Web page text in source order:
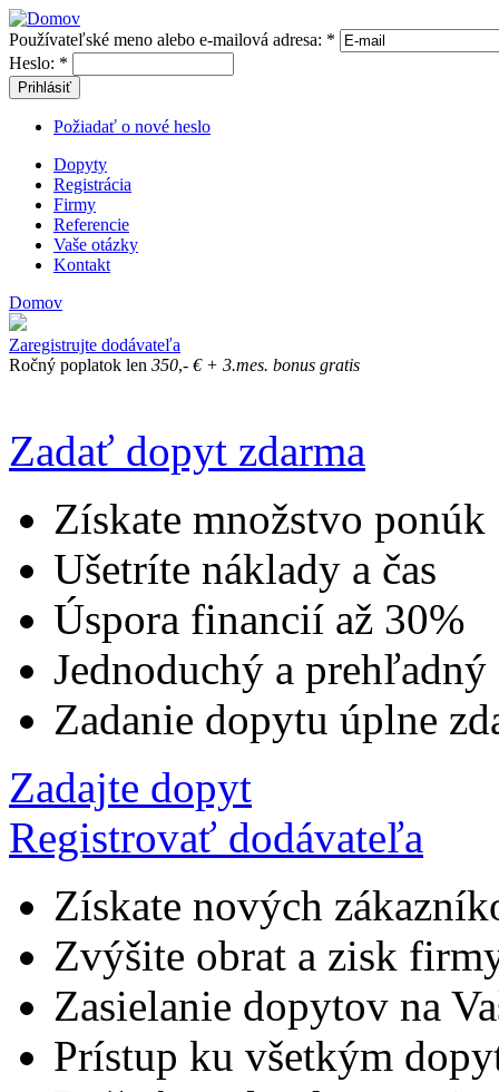
Používateľské meno alebo e-mailová adresa: *
Heslo: *
Prihlásiť
Požiadať o nové heslo
Dopyty
Registrácia
Firmy
Referencie
Vaše otázky
Kontakt
Domov
Zaregistrujte dodávateľa
Ročný poplatok len 350,- € + 3.mes. bonus gratis
Zadať dopyt zdarma
Získate množstvo ponúk
Ušetríte náklady a čas
Úspora financií až 30%
Jednoduchý a prehľadný
Zadanie dopytu úplne
Zadajte dopyt
Registrovať dodávateľa
Získate nových
Zvýšite obrat a zisk
Zasielanie dopytov na
Prístup ku všetkým